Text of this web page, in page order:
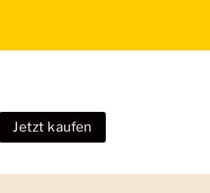
Jetzt kaufen